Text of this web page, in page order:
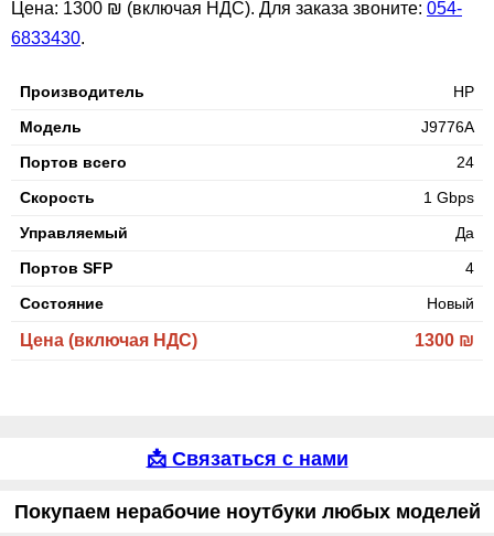
Цена: 1300 ₪ (включая НДС). Для заказа звоните: 054-
6833430.
Производитель
HP
Модель
J9776A
Портов всего
24
Скорость
1 Gbps
Управляемый
Да
Портов SFP
4
Состояние
Новый
Цена (включая НДС) 1300 ₪
📩 Связаться с нами
Покупаем нерабочие ноутбуки любых моделей